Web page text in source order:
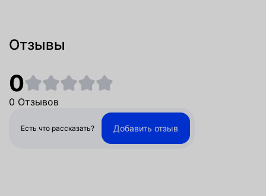
Отзывы
0
0 Отзывов
Есть что рассказать? Добавить отзыв